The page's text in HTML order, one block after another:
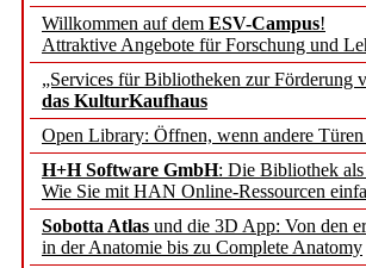
Willkommen auf dem ESV-Campus!
Attraktive Angebote für Forschung und
„Services für Bibliotheken zur Förderung
das KulturKaufhaus
Open Library: Öffnen, wenn andere
H+H Software GmbH: Die Bibliothek
Wie Sie mit HAN Online-Ressourcen
Sobotta Atlas und die 3D App: Von den
in der Anatomie bis zu Complete Anatomy
konstruktiv!
Mohr Siebeck
und die
Francke